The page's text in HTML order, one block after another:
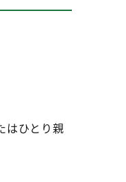
はひとり親